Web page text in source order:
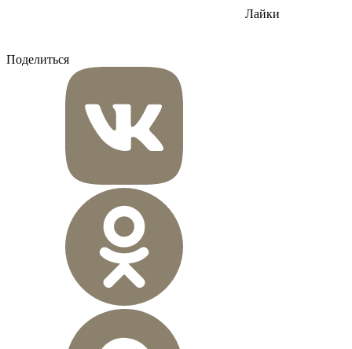
Лайки
Поделиться